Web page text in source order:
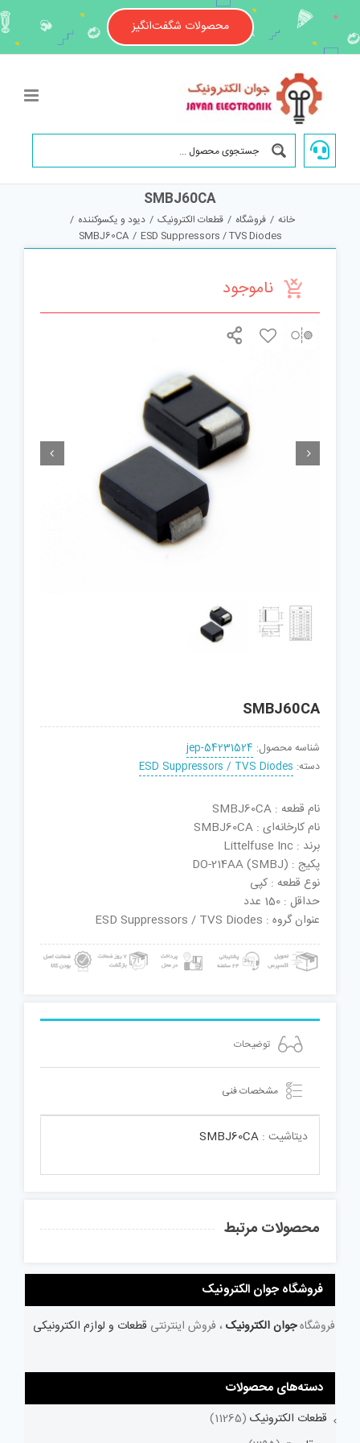
content
محصولات شگفت‌انگیز
SMBJ60CA
خانه / فروشگاه / قطعات الکترونیک / دیود و یکسوکننده /
ESD Suppressors / TVS Diodes
/
SMBJ60CA
ناموجود
 
SMBJ60CA
شناسه محصول: jep-54231524
دسته: ESD Suppressors / TVS Diodes
نام قطعه : SMBJ60CA
نام کارخانه‌ای : SMBJ60CA
برند : Littelfuse Inc
پکیج : DO-214AA (SMBJ)
نوع قطعه : کپی
حداقل : 150 عدد
عنوان گروه : ESD Suppressors / TVS Diodes
توضیحات
مشخصات فنی
دیتاشیت : SMBJ60CA
محصولات مرتبط
فروشگاه جوان الکترونیک
فروشگاهجوان الکترونیک ، فروش اینترنتی قطعات و لوازم الکترونیکی
دسته‌های محصولات
قطعات الکترونیک (11265)